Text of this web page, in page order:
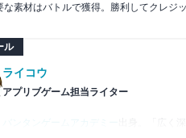
素材はバトルで獲得。勝利してクレジ
ル
ライコウ
アプリブゲーム担当ライター
出身。「広く